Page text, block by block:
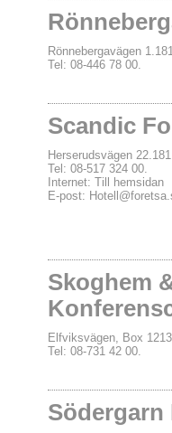
Rönnebergavägen
Tel: 08-446 78 00.
Scandic
Herserudsvägen
Tel: 08-517 324 00.
Internet: Till hemsidan
E-post:
Skoghem
Elfviksvägen, Box
Tel: 08-731 42 00.